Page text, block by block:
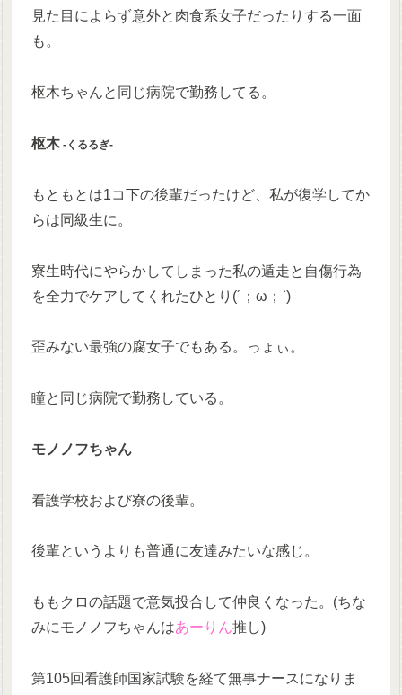
見た目によらず意外と肉食系女子だったりする一面
も。
枢木ちゃんと同じ病院で勤務してる。
枢木‐くるるぎ‐
もともとは1コ下の後輩だったけど、私が復学してか
らは同級生に。
寮生時代にやらかしてしまった私の遁走と自傷行為
を全力でケアしてくれたひとり(´；ω；`)
歪みない最強の腐女子でもある。っょぃ。
瞳と同じ病院で勤務している。
モノノフちゃん
看護学校および寮の後輩。
後輩というよりも普通に友達みたいな感じ。
ももクロの話題で意気投合して仲良くなった。(ちな
みにモノノフちゃんはあーりん推し)
第105回看護師国家試験を経て無事ナースになりま